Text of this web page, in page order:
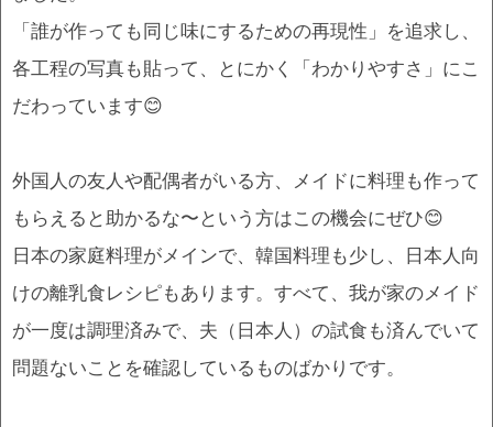
「誰が作っても同じ味にするための再現性」を追求し、
各工程の写真も貼って、とにかく「わかりやすさ」にこ
だわっています😊
外国人の友人や配偶者がいる方、メイドに料理も作って
もらえると助かるな〜という方はこの機会にぜひ😊
日本の家庭料理がメインで、韓国料理も少し、日本人向
けの離乳食レシピもあります。すべて、我が家のメイド
が一度は調理済みで、夫（日本人）の試食も済んでいて
問題ないことを確認しているものばかりです。